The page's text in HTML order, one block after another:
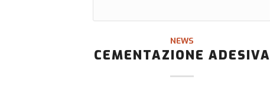
NEWS
CEMENTAZIONE ADESIVA